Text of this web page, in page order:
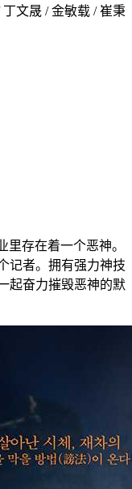
文晟 / 金敏载 / 崔秉
存在着一个恶神。
记者。拥有强力神技
起奋力摧毁恶神的默